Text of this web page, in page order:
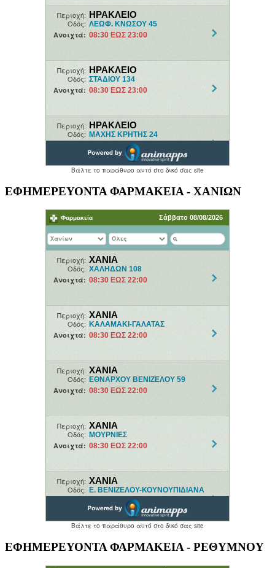
ΕΦΗΜΕΡΕΥΟΝΤΑ ΦΑΡΜΑΚΕΙΑ - ΧΑΝΙΩΝ
ΕΦΗΜΕΡΕΥΟΝΤΑ ΦΑΡΜΑΚΕΙΑ - ΡΕΘΥΜΝΟΥ